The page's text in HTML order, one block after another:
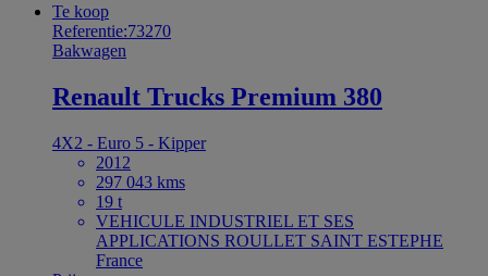
Te koop
Referentie:73270
Bakwagen
Renault Trucks Premium 380
4X2 - Euro 5 - Kipper
2012
297 043 kms
19 t
VEHICULE INDUSTRIEL ET SES
APPLICATIONS ROULLET SAINT ESTEPHE
France